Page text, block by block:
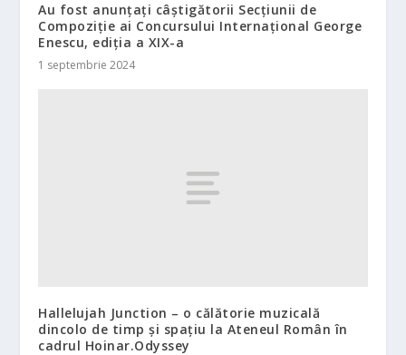
Au fost anunțați câștigătorii Secțiunii de
Compoziție ai Concursului Internațional George
Enescu, ediția a XIX-a
1 septembrie 2024
Hallelujah Junction – o călătorie muzicală
dincolo de timp și spațiu la Ateneul Român în
cadrul Hoinar.Odyssey